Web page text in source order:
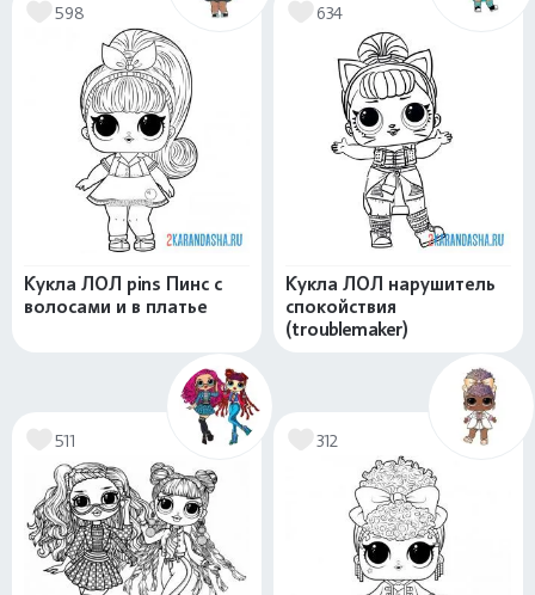
598
Кукла ЛОЛ pins Пинс с
волосами и в платье
634
Кукла ЛОЛ нарушитель
спокойствия
(troublemaker)
511 312